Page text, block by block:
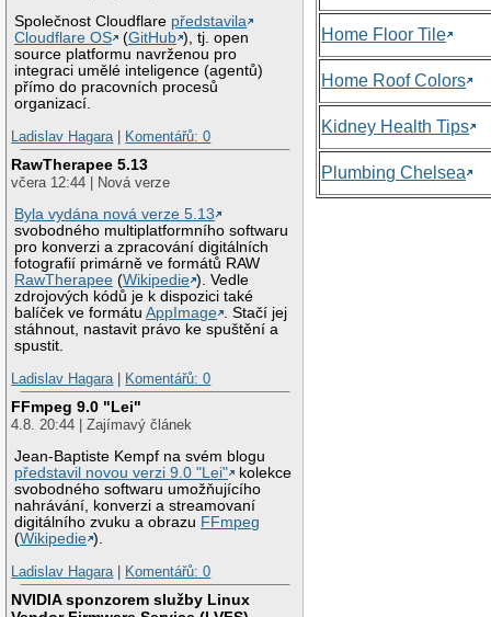
Společnost Cloudflare představila
Cloudflare OS
(GitHub ), tj. open
source platformu navrženou pro
integraci umělé inteligence (agentů)
přímo do pracovních procesů
organizací.
Ladislav Hagara
Komentářů: 0
RawTherapee 5.13
včera 12:44 | Nová verze
Byla vydána nová verze 5.13
svobodného multiplatformního softwaru
pro konverzi a zpracování digitálních
fotografií primárně ve formátů RAW
RawTherapee (Wikipedie ). Vedle
zdrojových kódů je k dispozici také
balíček ve formátuAppImage . Stačí jej
stáhnout, nastavit právo ke spuštění a
spustit.
Ladislav Hagara
Komentářů: 0
FFmpeg 9.0 "Lei"
4.8. 20:44 | Zajímavý článek
Jean-Baptiste Kempf na svém blogu
představil novou verzi 9.0 "Lei"
kolekce
svobodného softwaru umožňujícího
nahrávání, konverzi a streamovaní
digitálního zvuku a obrazu FFmpeg
(Wikipedie ).
Ladislav Hagara
Komentářů: 0
NVIDIA sponzorem služby Linux
Home Floor Tile
Home Roof Colors
Kidney Health Tips
Plumbing Chelsea